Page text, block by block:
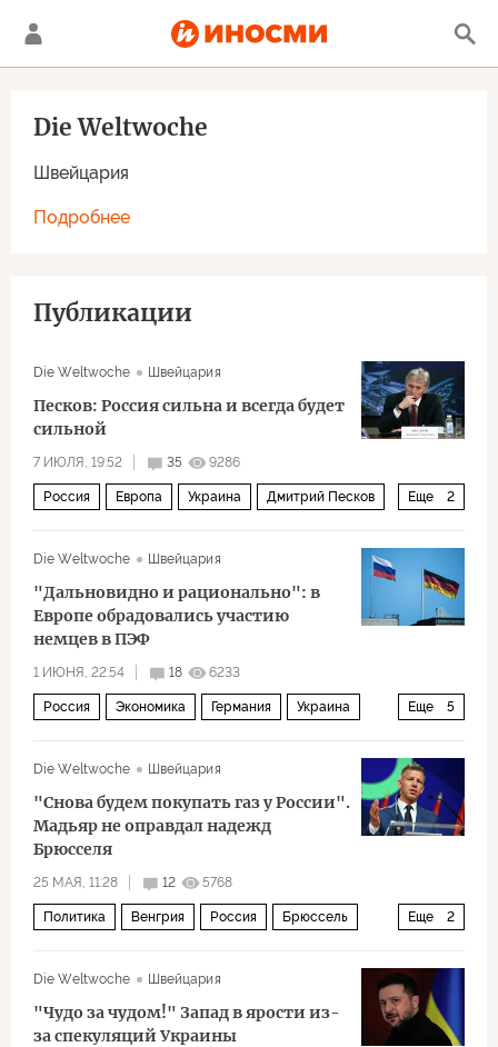
Швейцария
Die Weltwoche
Подробнее
Публикации
Die Weltwoche Швейцария
Песков: Россия сильна и всегда будет
сильной
7 ИЮЛЯ, 19:52 35 9286
Еще 2
Россия Европа Украина Дмитрий Песков
Die Weltwoche
Швейцария
"Дальновидно и рационально": в
Европе обрадовались участию
немцев в ПЭФ
1 ИЮНЯ, 22:54 18 6233
Еще 5
Россия Экономика Германия Украина
Die Weltwoche Швейцария
"Снова будем покупать газ у России".
Мадьяр не оправдал надежд
Брюсселя
25 МАЯ, 11:28 12 5768
Еще 2
Политика Венгрия Россия Брюссель
Die Weltwoche
Швейцария
"Чудо за чудом!" Запад в ярости из-
за спекуляций Украины